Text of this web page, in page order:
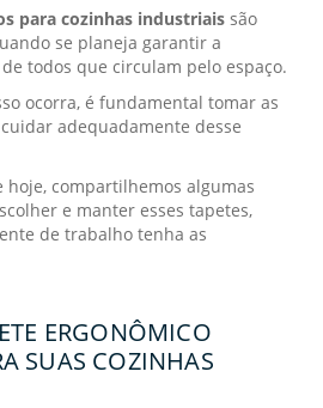
para cozinhas industriais são
se planeja garantir a
todos que circulam pelo espaço.
ocorra, é fundamental tomar as
adequadamente desse
hoje, compartilhemos algumas
e manter esses tapetes,
de trabalho tenha as
ERGONÔMICO
SUAS COZINHAS